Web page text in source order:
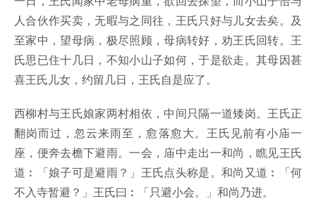
人合伙作买卖，无暇与之同往，王氏只好与儿女去矣。及
至家中，望母病，极尽照顾，母病转好，劝王氏回转。王
氏思已住十几日，不知小山子如何，于是欲走。其母因甚
喜王氏儿女，约留几日，王氏自是应了。
西柳村与王氏娘家两村相依，中间只隔一道矮岗。王氏正
翻岗而过，忽云来雨至，愈落愈大。王氏见前有小庙一
座，便奔去檐下避雨。一会，庙中走出一和尚，瞧见王氏
道︰「娘子可是避雨？」王氏点头称是。和尚又道︰「何
不入寺暂避？」王氏曰︰「只避小会。」和尚乃进。